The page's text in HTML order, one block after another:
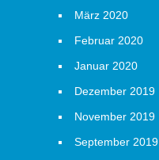
März 2020
Februar 2020
Januar 2020
Dezember 2019
November 2019
September 2019